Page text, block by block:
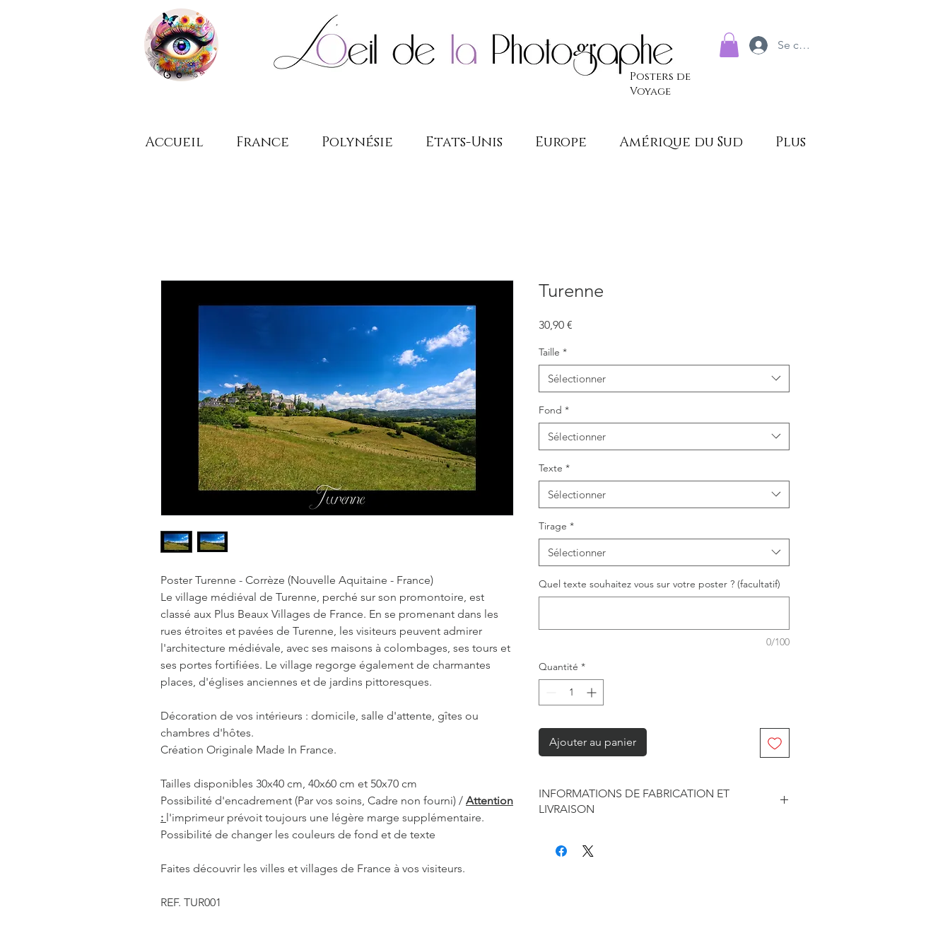
Posters de
Voyage
Se connecter
Accueil France Polynésie Etats-Unis Europe Amérique du Sud Plus
Poster Turenne - Corrèze (Nouvelle Aquitaine - France)
Le village médiéval de Turenne, perché sur son promontoire, est
classé aux Plus Beaux Villages de France. En se promenant dans les
rues étroites et pavées de Turenne, les visiteurs peuvent admirer
l'architecture médiévale, avec ses maisons à colombages, ses tours et
ses portes fortifiées. Le village regorge également de charmantes
places, d'églises anciennes et de jardins pittoresques.
Décoration de vos intérieurs : domicile, salle d'attente, gîtes ou
chambres d'hôtes.
Création Originale Made In France.
Tailles disponibles 30x40 cm, 40x60 cm et 50x70 cm
Possibilité d'encadrement (Par vos soins, Cadre non fourni) / Attention
: l'imprimeur prévoit toujours une légère marge supplémentaire.
Possibilité de changer les couleurs de fond et de texte
Faites découvrir les villes et villages de France à vos visiteurs.
REF. TUR001
Turenne
30,90 €
Taille *
Sélectionner
Fond *
Sélectionner
Texte *
Sélectionner
Tirage *
Sélectionner
Quel texte souhaitez vous sur votre poster ? (facultatif)
0/100
Quantité *
Ajouter au panier
INFORMATIONS DE FABRICATION ET
LIVRAISON
seule à sa réalisation. Je suis maître de mes délais